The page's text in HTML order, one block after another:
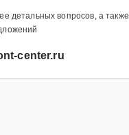
детальных вопросов, а также
center.ru